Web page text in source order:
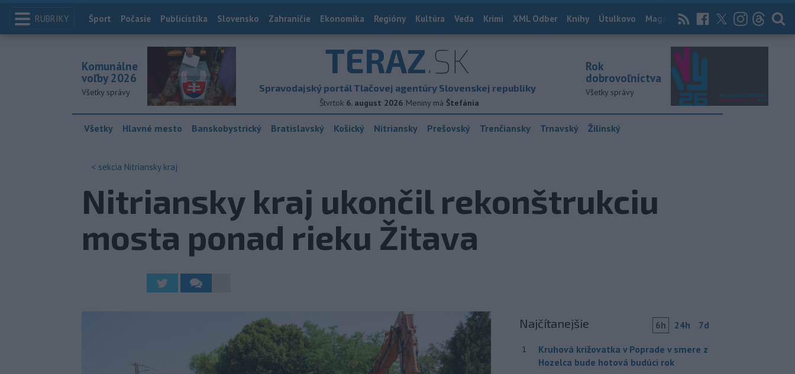
RUBRIKY Index
Šport Počasie Publicistika Slovensko Zahraničie Ekonomika Regióny Kultúra Veda Krimi XML Odber Knihy Útulkovo Magazín News Now Archív
TERAZ.SK
Spravodajský portál Tlačovej agentúry Slovenskej republiky
Štvrtok 6. august 2026 Meniny má Štefánia
Komunálne
voľby 2026
Všetky správy
Rok
dobrovoľníctva
Všetky správy
Všetky Hlavné mesto Banskobystrický Bratislavský Košický Nitriansky Prešovský Trenčiansky Trnavský Žilinský
< sekcia Nitriansky kraj
Nitriansky kraj ukončil rekonštrukciu
mosta ponad rieku Žitava
Najčítanejšie 6h 24h 7d
1
Kruhová križovatka v Poprade v smere z
Hozelca bude hotová budúci rok